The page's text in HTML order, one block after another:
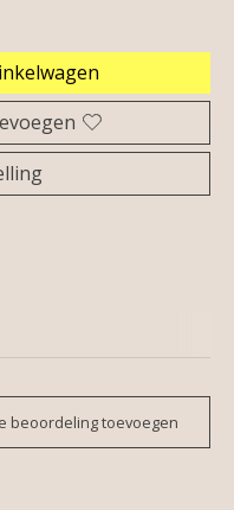
beoordeling toevoegen